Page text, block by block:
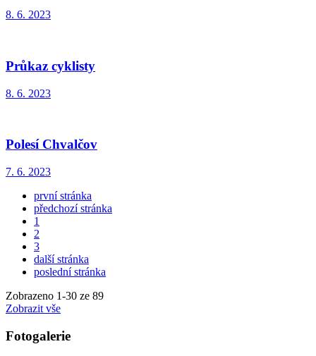
8. 6. 2023
Průkaz cyklisty
8. 6. 2023
Polesí Chvalčov
7. 6. 2023
první stránka
předchozí stránka
1
2
3
další stránka
poslední stránka
Zobrazeno 1-30 ze 89
Zobrazit vše
Fotogalerie